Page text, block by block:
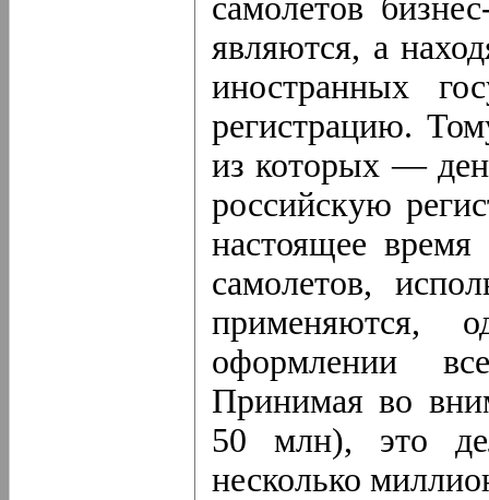
самолетов
являются, а
иностранных
регистрацию.
из которых —
российскую
настоящее
самолетов,
применяются,
оформлении
Принимая во
50 млн), это
несколько